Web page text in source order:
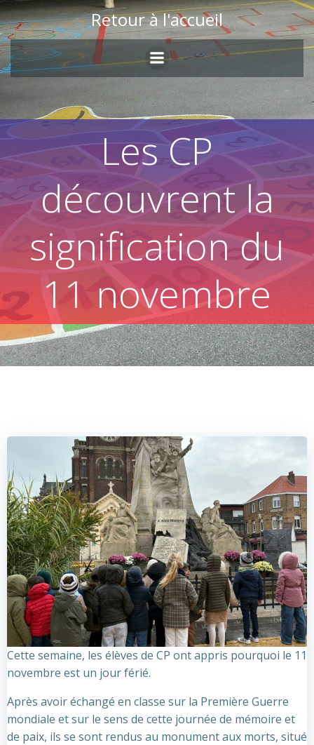
Skip
to
content
Retour à l'accueil
Les CP
découvrent la
signification du
11 novembre
Cette semaine, les élèves de CP ont appris pourquoi le 11
novembre est un jour férié.
Après avoir échangé en classe sur la Première Guerre
mondiale et sur le sens de cette journée de mémoire et
de paix, ils se sont rendus au monument aux morts, situé